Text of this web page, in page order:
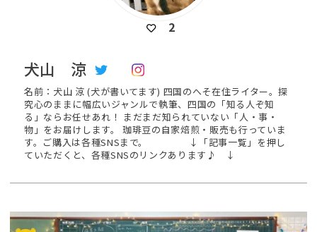
2
犬山 涼
名前：犬山 涼 (犬が書いてます) 四国のへそ在住ライター。探
究心のままに幅広いジャンルで執筆、四国の「知る人ぞ知
る」ならお任せあれ！ まだまだ知られていない「人・事・
物」をお届けします。 珈琲豆の自家焙煎・販売も行っていま
す。ご購入は各種SNSまで。 ↓「記事一覧」を押し
ていただくと、各種SNSのリンクあります♪ ↓